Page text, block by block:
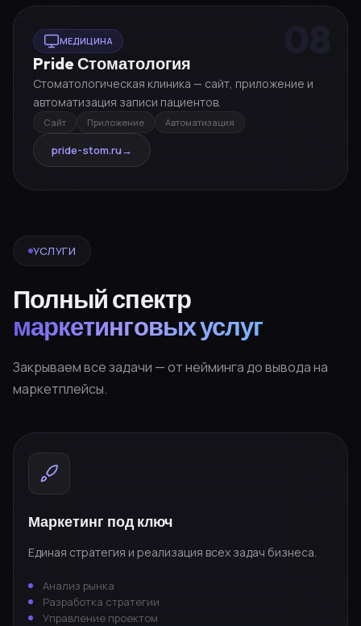
МЕДИЦИНА
Pride Стоматология
Стоматологическая клиника — сайт, приложение и
автоматизация записи пациентов.
Сайт Приложение Автоматизация
pride-stom.ru→
УСЛУГИ
Полный спектр
маркетинговых услуг
Закрываем все задачи — от нейминга до вывода на
маркетплейсы.
Маркетинг под ключ
Единая стратегия и реализация всех задач бизнеса.
Анализ рынка
Разработка стратегии
Управление проектом